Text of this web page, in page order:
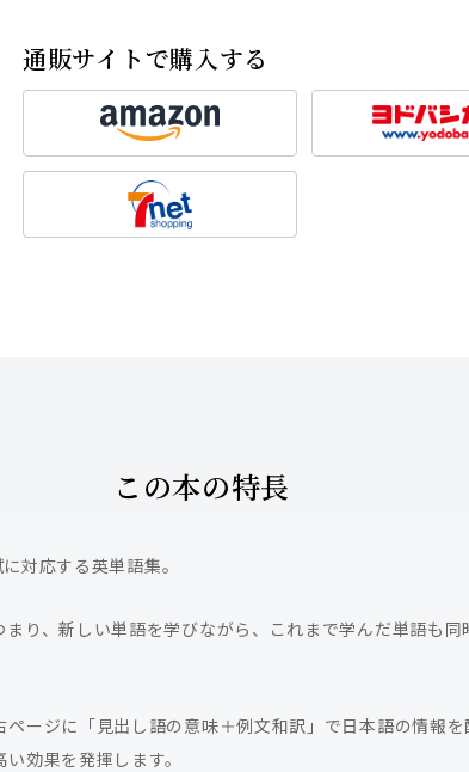
通販サイトで購入する
この本の特長
対応する英単語集。
り、新しい単語を学びながら、これまで学んだ単語も
ージに「見出し語の意味＋例文和訳」で日本語の情報
効果を発揮します。